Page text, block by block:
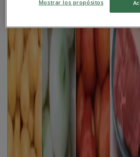
Ofertas Ara
Vence el 12/8 7.3 km -
Mostrar los propósitos